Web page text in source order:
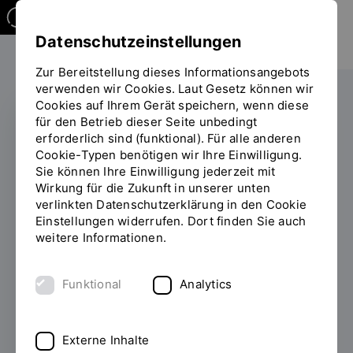
BAICERT
Aiwanger gibt
Startschuss für
bayerisches KI-
Entwicklungsprojekt
zum Bürokratieabbau
20.05.2025Unter dem Namen BAICert
Datenschutzeinstellungen
Zur Bereitstellung dieses Informationsangebots
verwenden wir Cookies. Laut Gesetz können wir
Cookies auf Ihrem Gerät speichern, wenn diese
für den Betrieb dieser Seite unbedingt
erforderlich sind (funktional). Für alle anderen
Cookie-Typen benötigen wir Ihre Einwilligung.
Sie können Ihre Einwilligung jederzeit mit
Wirkung für die Zukunft in unserer unten
verlinkten Datenschutzerklärung in den Cookie
Einstellungen widerrufen. Dort finden Sie auch
weitere Informationen.
Funktional Analytics
Externe Inhalte